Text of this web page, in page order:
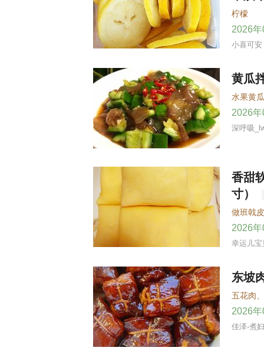
柠檬
2026
小喜可安
黄瓜
水果黄
2026
深呼吸
香甜
寸）
做班戟
2026
幸运儿宝
东坡
五花肉
2026
佳泽-煮